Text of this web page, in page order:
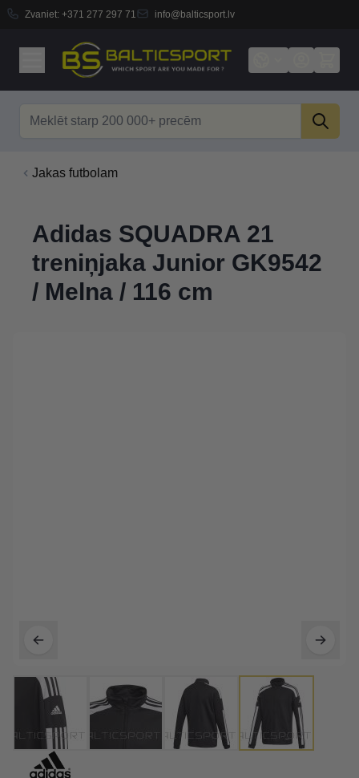
Zvaniet: +371 277 297 71 info@balticsport.lv
Jakas futbolam
Adidas SQUADRA 21
treniņjaka Junior GK9542
/ Melna / 116 cm